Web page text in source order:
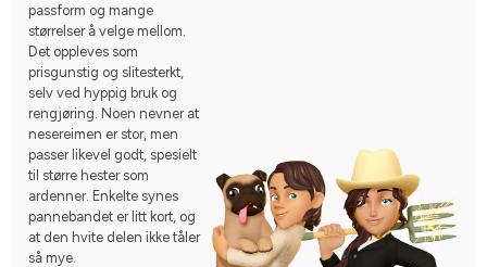
passform og mange
størrelser å velge mellom.
Det oppleves som
prisgunstig og slitesterkt,
selv ved hyppig bruk og
rengjøring. Noen nevner at
nesereimen er stor, men
passer likevel godt, spesielt
til større hester som
ardenner. Enkelte synes
pannebandet er litt kort, og
at den hvite delen ikke tåler
så mye.